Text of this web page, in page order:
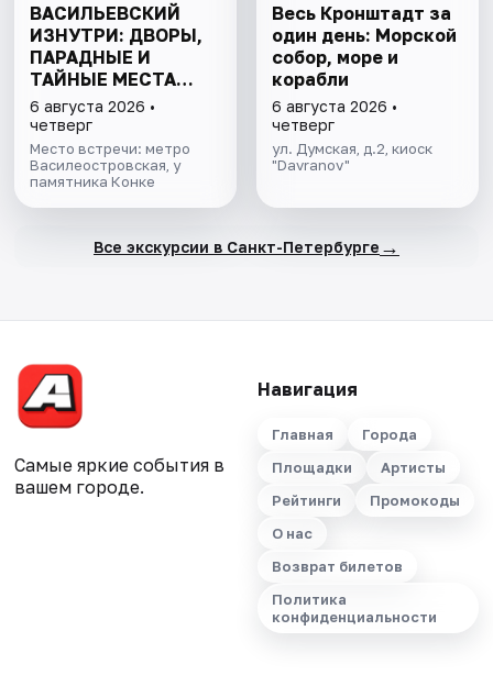
ВАСИЛЬЕВСКИЙ
ИЗНУТРИ: ДВОРЫ,
ПАРАДНЫЕ И
ТАЙНЫЕ МЕСТА
ОСТРОВА
6 августа 2026 •
четверг
Место встречи: метро
Василеостровская, у
памятника Конке
Весь Кронштадт за
один день: Морской
собор, море и
корабли
6 августа 2026 •
четверг
ул. Думская, д.2, киоск
"Davranov"
Все экскурсии в Санкт-Петербурге →
Самые яркие события в
вашем городе.
Навигация
Главная
Города
Площадки
Артисты
Рейтинги
Промокоды
О нас
Возврат билетов
Политика
конфиденциальности